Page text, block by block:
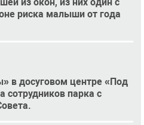
риска малыши от года
в досуговом центре «Под
парка с